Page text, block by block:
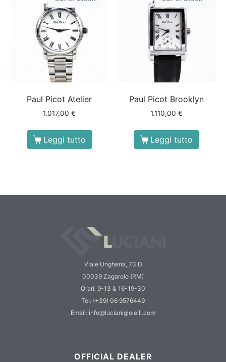
Paul Picot Atelier
1.017,00€
Leggi tutto
Paul Picot Brooklyn
1.110,00€
Leggi tutto
Viale Ungheria, 73 D
00039 Zagarolo (RM)
Orari: 9-13 & 16-19-30
Tel: (+39) 06 9576449
Email: info@lucianigioielli.com
OFFICIAL DEALER